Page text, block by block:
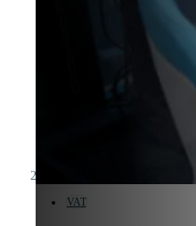
20 stycznia 2026
VAT